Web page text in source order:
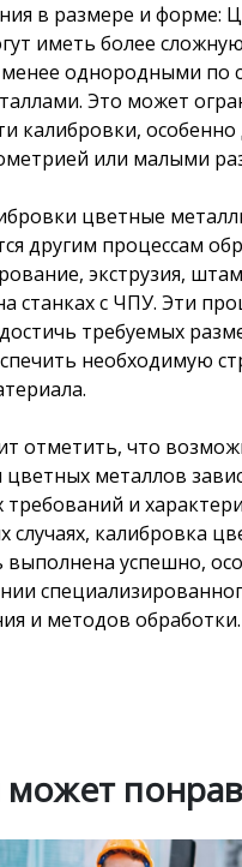
в размере и форме:
иметь более
однородными по
Это может
калибровки, особенно
или малыми
цветные
другим процессам
экструзия,
станках с ЧПУ. Эти
требуемых
необходимую
отметить, что
цветных металлов
и
случаях, калибровка
успешно,
и методов обработки.